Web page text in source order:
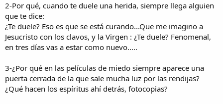
2-Por qué, cuando te duele una herida, siempre llega alguien
que te dice:
¿Te duele? Eso es que se está curando...Que me imagino a
Jesucristo con los clavos, y la Virgen : ¿Te duele? Fenomenal,
en tres días vas a estar como nuevo.....
3-¿Por qué en las películas de miedo siempre aparece una
puerta cerrada de la que sale mucha luz por las rendijas?
¿Qué hacen los espíritus ahí detrás, fotocopias?